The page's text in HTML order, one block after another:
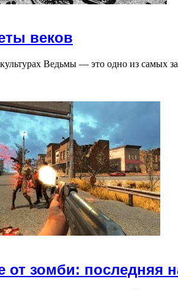
веков
Ведьмы — это одно из самых
от зомби: последняя